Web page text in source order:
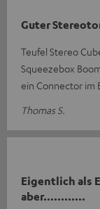
Guter
Teufel Stereo
Squeezebox
ein Connector im
Thomas S.
Eigentlich als
aber............